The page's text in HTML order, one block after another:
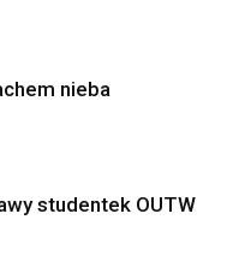
nieba
studentek OUTW